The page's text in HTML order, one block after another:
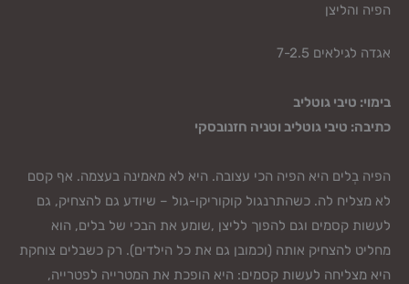
הפיה והליצן
אגדה לגילאים 7-2.5
בימוי: טיבי גוטליב
כתיבה: טיבי גוטליב וטניה חזנובסקי
הפיה בְלים היא הפיה הכי עצובה. היא לא מאמינה בעצמה. אף קסם
לא מצליח לה. כשהתרנגול קוקוריקו-גול – שיודע גם להצחיק, גם
לעשות קסמים וגם להפוך לליצן ,שומע את הבכי של בלים, הוא
מחליט להצחיק אותה (וכמובן גם את כל הילדים). רק כשבלים צוחקת
היא מצליחה לעשות קסמים: היא הופכת את המטרייה לפטרייה,